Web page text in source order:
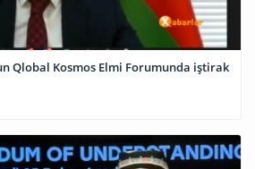
Qlobal Kosmos Elmi Forumunda iştirak